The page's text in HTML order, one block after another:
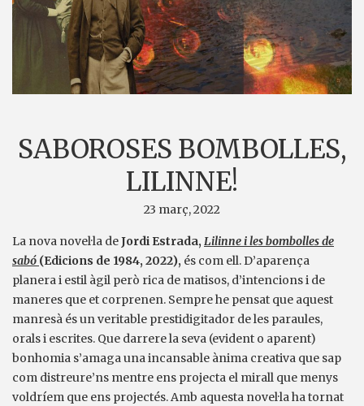
SABOROSES BOMBOLLES,
LILINNE!
23 març, 2022
La nova novel·la deJordi Estrada, Lilinne i les bombolles de
sabó (Edicions de 1984, 2022), és com ell. D’aparença
planera i estil àgil però rica de matisos, d’intencions i de
maneres que et corprenen. Sempre he pensat que aquest
manresà és un veritable prestidigitador de les paraules,
orals i escrites. Que darrere la seva (evident o aparent)
bonhomia s’amaga una incansable ànima creativa que sap
com distreure’ns mentre ens projecta el mirall que menys
voldríem que ens projectés. Amb aquesta novel·la ha tornat